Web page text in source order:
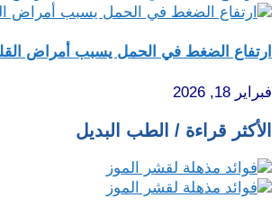
ارتفاع الضغط في الحمل يسبب أمراض
فبراير 18, 2026
الأكثر قراءة / الطب البديل